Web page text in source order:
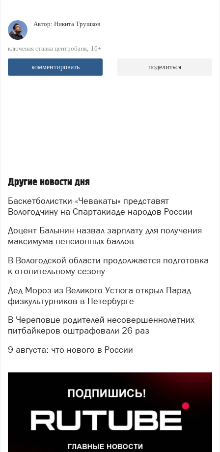
Автор: Никита Трушков
ключевая ставка центробанк 16+
комментировать поделиться
Другие новости дня
Баскетболистки «Чевакаты» представят
Вологодчину на Спартакиаде народов России
Доцент Балынин назвал зарплату для получения
максимума пенсионных баллов
В Вологодской области продолжается подготовка
к отопительному сезону
Дед Мороз из Великого Устюга открыл Парад
физкультурников в Петербурге
В Череповце родителей несовершеннолетних
питбайкеров оштрафовали 26 раз
9 августа: что нового в России